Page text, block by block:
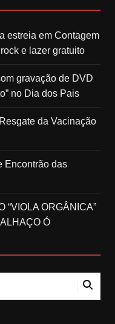
estreia em Contagem
e lazer gratuito
gravação de DVD
no Dia dos Pais
da Vacinação
Encontrão das
“VIOLA ORGÂNICA”
Ó